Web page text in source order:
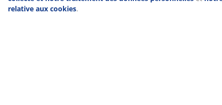
Ce produit est certifié OEKO-TEX® STANDARD 100. Cela
signifie que chaque composant est testé par des